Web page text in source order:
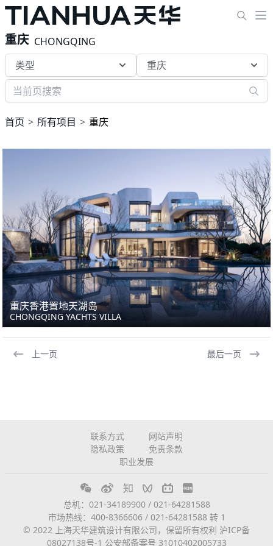
重庆 CHONGQING
类型
重庆
首页 所有项目 重庆
重庆香港置地天湖岛
CHONGQING YACHTS VILLA
上一页 最后一页
联系方式
网站声明
隐私政策
免责条款
职业发展
总机：021-34189900 / 021-64281588
市场热线：400-8366606 / 021-64281588 转 1
© 2022 上海天华建筑设计有限公司，保留所有权利 沪ICP备
08027138号-1 公安部备案号 31010402005733